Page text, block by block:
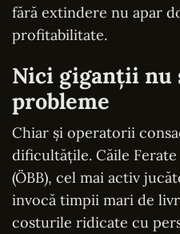
fără extindere nu apar
profitabilitate.
Nici giganții nu
probleme
Chiar și operatorii
dificultățile. Căile
(ÖBB), cel mai activ
invocă timpii mari de
costurile ridicate cu